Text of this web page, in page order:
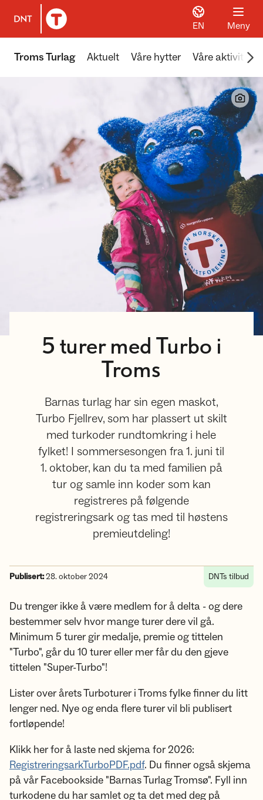
Til DNT.no forside
EN Meny
Troms Turlag Aktuelt Våre hytter Våre aktiviteter
5 turer med Turbo i
Troms
Barnas turlag har sin egen maskot,
Turbo Fjellrev, som har plassert ut skilt
med turkoder rundtomkring i hele
fylket! I sommersesongen fra 1. juni til
1. oktober, kan du ta med familien på
tur og samle inn koder som kan
registreres på følgende
registreringsark og tas med til høstens
premieutdeling!
Publisert:28. oktober 2024 DNTs tilbud
Du trenger ikke å være medlem for å delta - og dere
bestemmer selv hvor mange turer dere vil gå.
Minimum 5 turer gir medalje, premie og tittelen
"Turbo", går du 10 turer eller mer får du den gjeve
tittelen "Super-Turbo"!
Lister over årets Turboturer i Troms fylke finner du litt
lenger ned. Nye og enda flere turer vil bli publisert
fortløpende!
Klikk her for å laste ned skjema for 2026:
RegistreringsarkTurboPDF.pdf. Du finner også skjema
på vår Facebookside "Barnas Turlag Tromsø". Fyll inn
turkodene du har samlet og ta det med deg på